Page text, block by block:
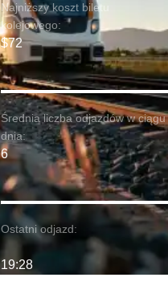
Najniższy koszt biletu
kolejowego:
$72
Średnia liczba odjazdów w ciągu
dnia:
6
Ostatni odjazd:
19:28